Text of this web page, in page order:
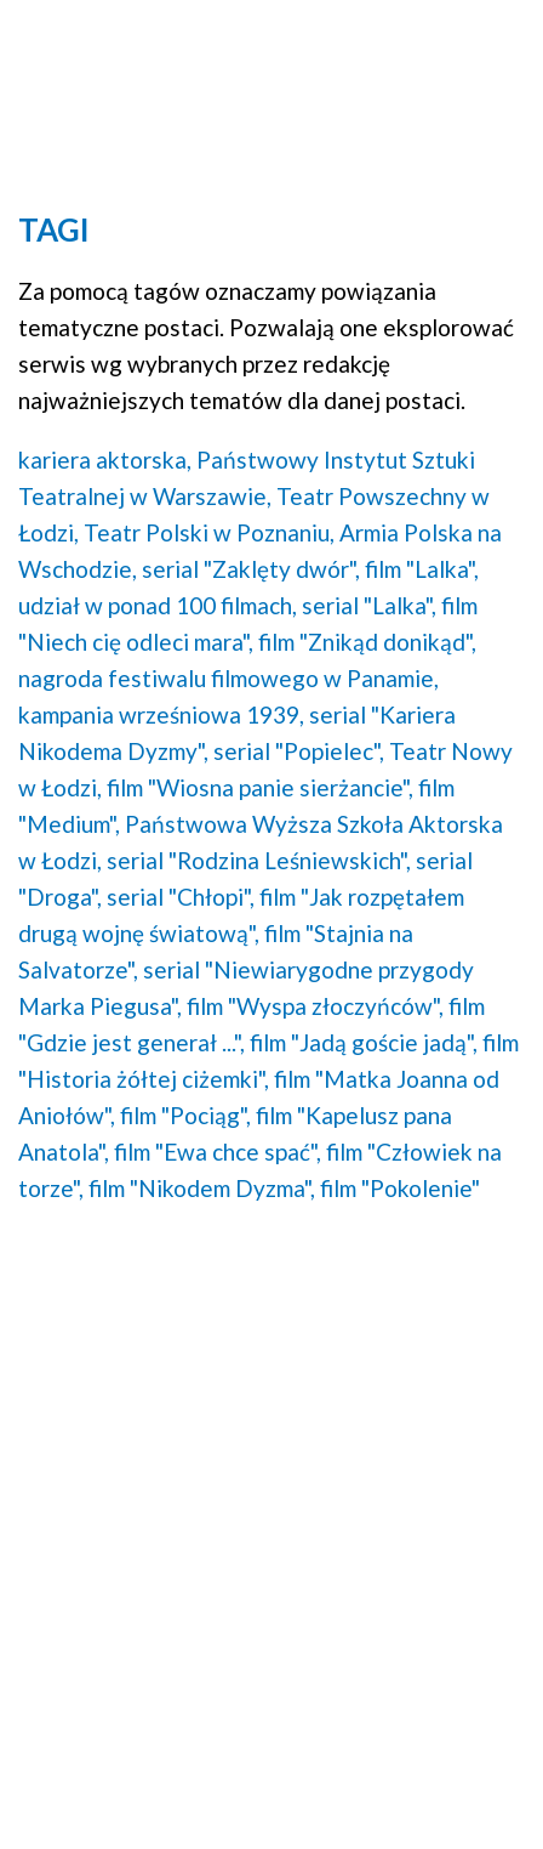
TAGI
Za pomocą tagów oznaczamy powiązania
tematyczne postaci. Pozwalają one eksplorować
serwis wg wybranych przez redakcję
najważniejszych tematów dla danej postaci.
kariera aktorska, Państwowy Instytut Sztuki
Teatralnej w Warszawie, Teatr Powszechny w
Łodzi, Teatr Polski w Poznaniu, Armia Polska na
Wschodzie, serial "Zaklęty dwór", film "Lalka",
udział w ponad 100 filmach, serial "Lalka", film
"Niech cię odleci mara", film "Znikąd donikąd",
nagroda festiwalu filmowego w Panamie,
kampania wrześniowa 1939, serial "Kariera
Nikodema Dyzmy", serial "Popielec", Teatr Nowy
w Łodzi, film "Wiosna panie sierżancie", film
"Medium", Państwowa Wyższa Szkoła Aktorska
w Łodzi, serial "Rodzina Leśniewskich", serial
"Droga", serial "Chłopi", film "Jak rozpętałem
drugą wojnę światową", film "Stajnia na
Salvatorze", serial "Niewiarygodne przygody
Marka Piegusa", film "Wyspa złoczyńców", film
"Gdzie jest generał ...", film "Jadą goście jadą", film
"Historia żółtej ciżemki", film "Matka Joanna od
Aniołów", film "Pociąg", film "Kapelusz pana
Anatola", film "Ewa chce spać", film "Człowiek na
torze", film "Nikodem Dyzma", film "Pokolenie"